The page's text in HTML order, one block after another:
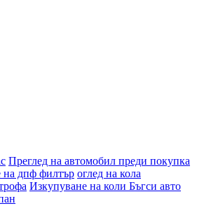
Преглед на автомобил преди покупка
на дпф филтър оглед на кола
Изкупуване на коли Бъгси авто